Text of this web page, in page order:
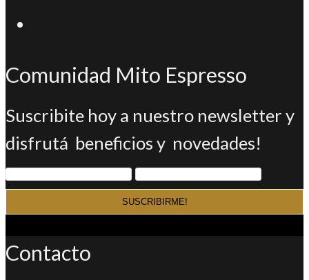
nueva
una
pestaña
en
nueva
pestaña
Comunidad Mito Espresso
Suscribite hoy a nuestro newsletter y
disfrutá beneficios y novedades!
Contacto